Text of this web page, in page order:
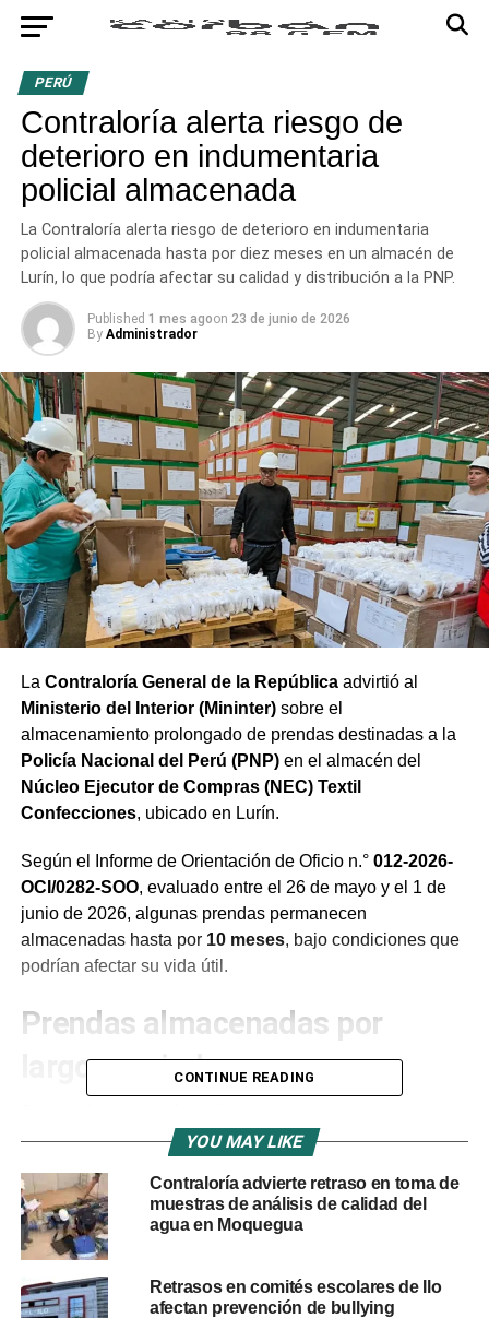
PERÚ
Contraloría alerta riesgo de
deterioro en indumentaria
policial almacenada
La Contraloría alerta riesgo de deterioro en indumentaria
policial almacenada hasta por diez meses en un almacén de
Lurín, lo que podría afectar su calidad y distribución a la PNP.
Published 1 mes agoon 23 de junio de 2026
By Administrador
La Contraloría General de la Repúblicaadvirtió al
Ministerio del Interior (Mininter)sobre el
almacenamiento prolongado de prendas destinadas a la
Policía Nacional del Perú (PNP)en el almacén del
Núcleo Ejecutor de Compras (NEC) Textil
Confecciones, ubicado en Lurín.
Según el Informe de Orientación de Oficio n.° 012-2026-
OCI/0282-SOO, evaluado entre el 26 de mayo y el 1 de
junio de 2026, algunas prendas permanecen
almacenadas hasta por 10 meses, bajo condiciones que
podrían afectar su vida útil.
Prendas almacenadas por
largos periodos
identificaron diversos artículos con prolongado tiempo de
Chompas tipo Jorge Chávez: hasta 10 meses.
Calcetines deportivos: entre 8 y 9 meses.
Buzos de fatiga: entre 6 y 7 meses.
CONTINUE READING
YOU MAY LIKE
Contraloría advierte retraso en toma de
muestras de análisis de calidad del
agua en Moquegua
Retrasos en comités escolares de Ilo
afectan prevención de bullying